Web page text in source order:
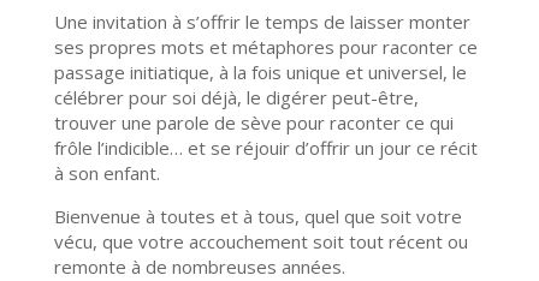
Une invitation à s’offrir le temps de laisser monter
ses propres mots et métaphores pour raconter ce
passage initiatique, à la fois unique et universel, le
célébrer pour soi déjà, le digérer peut-être,
trouver une parole de sève pour raconter ce qui
frôle l’indicible… et se réjouir d’offrir un jour ce récit
à son enfant.
Bienvenue à toutes et à tous, quel que soit votre
vécu, que votre accouchement soit tout récent ou
remonte à de nombreuses années.